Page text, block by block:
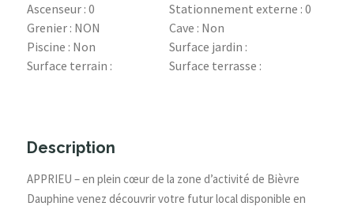
Ascenseur : 0
Stationnement externe : 0
Grenier : NON
Cave : Non
Piscine : Non
Surface jardin :
Surface terrain :
Surface terrasse :
Description
APPRIEU – en plein cœur de la zone d’activité de Bièvre
Dauphine venez découvrir votre futur local disponible en